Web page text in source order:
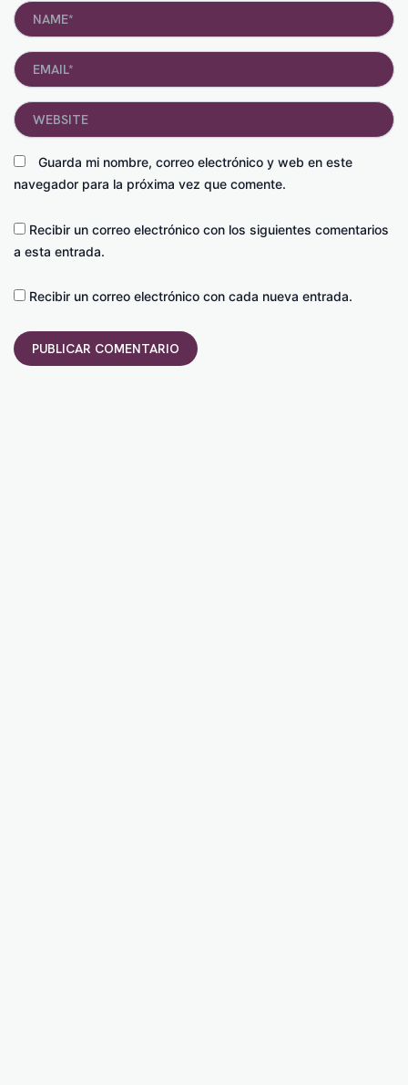
Name*
Email*
Guarda mi nombre, correo electrónico y web en este
navegador para la próxima vez que comente.
Website
Recibir un correo electrónico con los siguientes comentarios
a esta entrada.
Recibir un correo electrónico con cada nueva entrada.